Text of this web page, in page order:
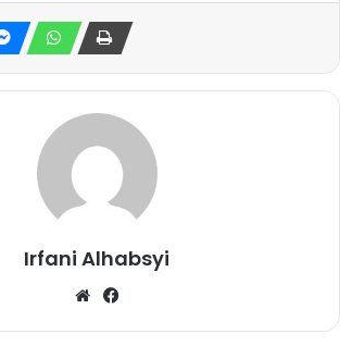
Irfani Alhabsyi
W